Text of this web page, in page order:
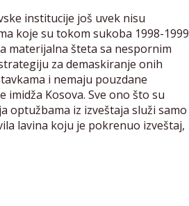
institucije još uvek nisu
koje su tokom sukoba 1998-1999
materijalna šteta sa nespornim
za demaskiranje onih
i nemaju pouzdane
Kosova. Sve ono što su
optužbama iz izveštaja služi samo
lavina koju je pokrenuo izveštaj,